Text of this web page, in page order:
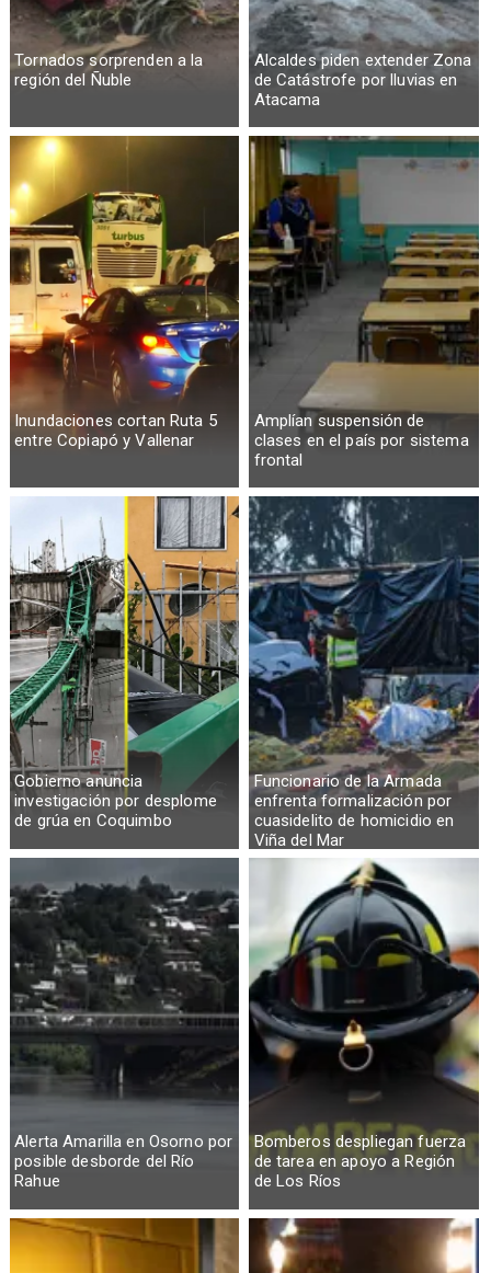
Tornados sorprenden a la
región del Ñuble
Alcaldes piden extender Zona
de Catástrofe por lluvias en
Atacama
Inundaciones cortan Ruta 5
entre Copiapó y Vallenar
Amplían suspensión de
clases en el país por sistema
frontal
Gobierno anuncia
investigación por desplome
de grúa en Coquimbo
Funcionario de la Armada
enfrenta formalización por
cuasidelito de homicidio en
Viña del Mar
Alerta Amarilla en Osorno por
posible desborde del Río
Rahue
Bomberos despliegan fuerza
de tarea en apoyo a Región
de Los Ríos